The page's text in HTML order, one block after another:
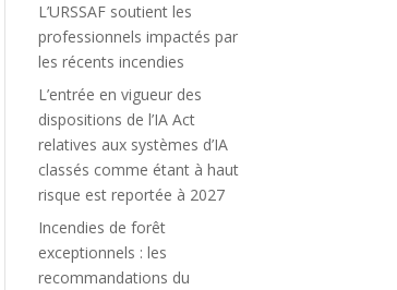
L’URSSAF soutient les
professionnels impactés par
les récents incendies
L’entrée en vigueur des
dispositions de l’IA Act
relatives aux systèmes d’IA
classés comme étant à haut
risque est reportée à 2027
Incendies de forêt
exceptionnels : les
recommandations du